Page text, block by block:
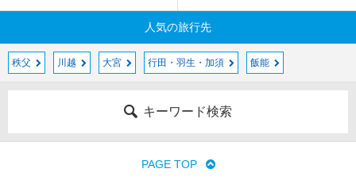
人気の旅行先
秩父 川越 大宮 行田・羽生・加須 飯能
キーワード検索
PAGE TOP